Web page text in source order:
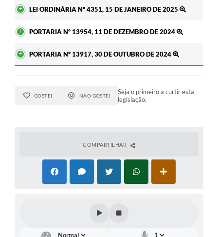
LEI ORDINÁRIA Nº 4351, 15 DE JANEIRO DE 2025
PORTARIA Nº 13954, 11 DE DEZEMBRO DE 2024
PORTARIA Nº 13917, 30 DE OUTUBRO DE 2024
GOSTEI NÃO GOSTEI
Seja o primeiro a curtir esta
legislação.
COMPARTILHAR